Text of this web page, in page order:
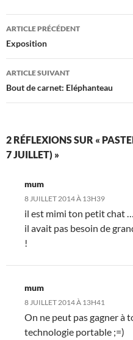
Navigation
des
articles
ARTICLE PRÉCÉDENT
Exposition
ARTICLE SUIVANT
Bout de carnet: Eléphanteau
2 RÉFLEXIONS SUR «
7 JUILLET) »
mum
8 JUILLET 2014 À 13H39
il est mimi ton petit chat …
il avait pas besoin de
!
mum
8 JUILLET 2014 À 13H41
On ne peut pas gagner à
technologie portable ;=)